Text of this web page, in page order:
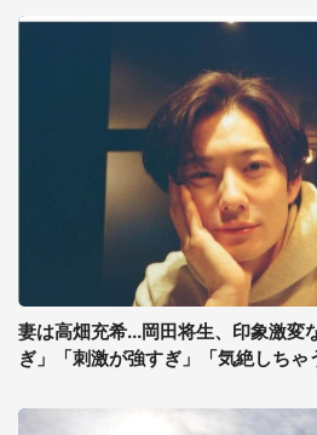
妻は高畑充希...岡田将生、印象激変
ぎ」「刺激が強すぎ」「気絶しちゃ